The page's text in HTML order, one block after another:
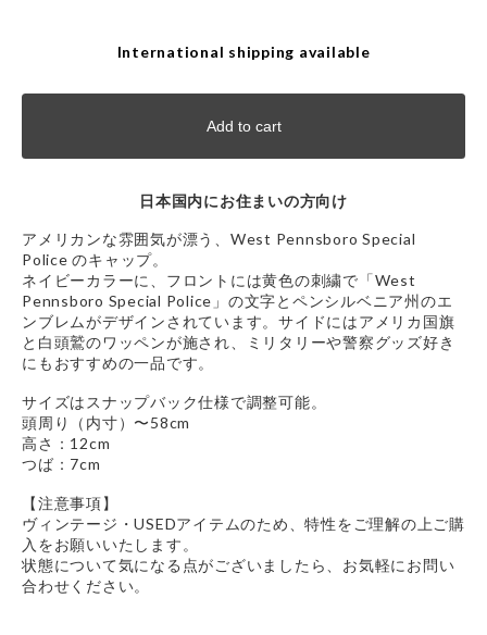
International shipping available
Add to cart
日本国内にお住まいの方向け
アメリカンな雰囲気が漂う、West Pennsboro Special
Police のキャップ。
ネイビーカラーに、フロントには黄色の刺繍で「West
Pennsboro Special Police」の文字とペンシルベニア州のエ
ンブレムがデザインされています。サイドにはアメリカ国旗
と白頭鷲のワッペンが施され、ミリタリーや警察グッズ好き
にもおすすめの一品です。
サイズはスナップバック仕様で調整可能。
頭周り（内寸）〜58cm
高さ：12cm
つば：7cm
【注意事項】
ヴィンテージ・USEDアイテムのため、特性をご理解の上ご購
入をお願いいたします。
状態について気になる点がございましたら、お気軽にお問い
合わせください。